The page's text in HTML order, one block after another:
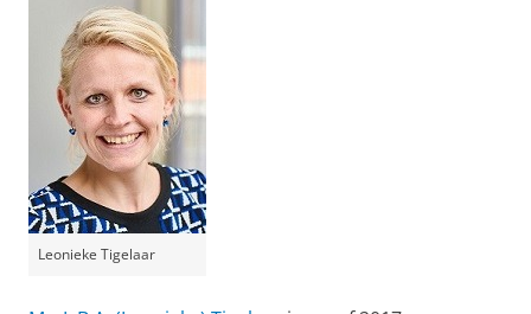
Leonieke Tigelaar